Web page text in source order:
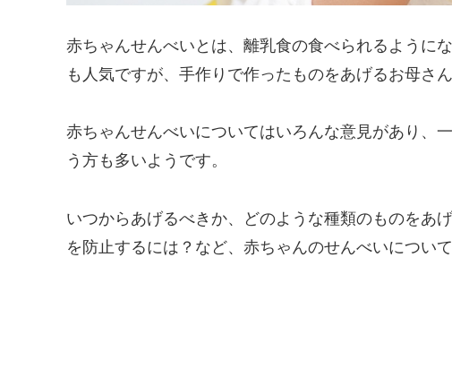
赤ちゃんせんべいとは、離乳食の食べられるように
も人気ですが、手作りで作ったものをあげるお母さ
赤ちゃんせんべいについてはいろんな意見があり、
う方も多いようです。
いつからあげるべきか、どのような種類のものをあ
を防止するには？など、赤ちゃんのせんべいについ